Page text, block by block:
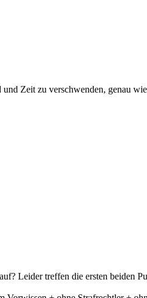
Zeit zu verschwenden, genau
Leider treffen die ersten beiden